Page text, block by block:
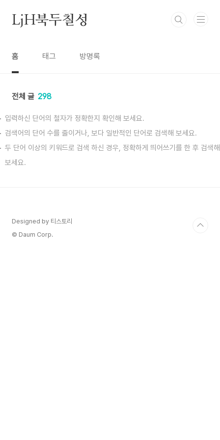
LjH북두칠성
홈 태그 방명록
전체 글 298
입력하신 단어의 철자가 정확한지 확인해 보세요.
검색어의 단어 수를 줄이거나, 보다 일반적인 단어로 검색해 보세요.
두 단어 이상의 키워드로 검색 하신 경우, 정확하게 띄어쓰기를 한 후 검색해
보세요.
Designed by 티스토리
© Daum Corp.